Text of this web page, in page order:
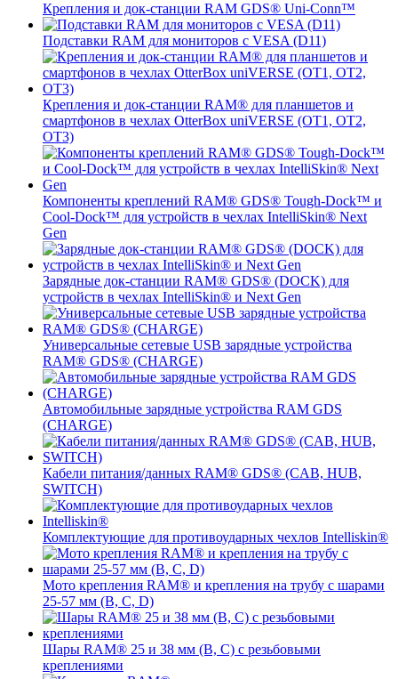
Крепления и док-станции RAM GDS® Uni-Conn™
Подставки RAM для мониторов с VESA (D11)
Крепления и док-станции RAM® для планшетов и
смартфонов в чехлах OtterBox uniVERSE (OT1, OT2,
OT3)
Компоненты креплений RAM® GDS® Tough-Dock™ и
Cool-Dock™ для устройств в чехлах IntelliSkin® Next
Gen
Зарядные док-станции RAM® GDS® (DOCK) для
устройств в чехлах IntelliSkin® и Next Gen
Универсальные сетевые USB зарядные устройства
RAM® GDS® (CHARGE)
Автомобильные зарядные устройства RAM GDS
(CHARGE)
Кабели питания/данных RAM® GDS® (CAB, HUB,
SWITCH)
Комплектующие для противоударных чехлов Intelliskin®
Мото крепления RAM® и крепления на трубу с шарами
25-57 мм (B, C, D)
Шары RAM® 25 и 38 мм (B, C) с резьбовыми
креплениями